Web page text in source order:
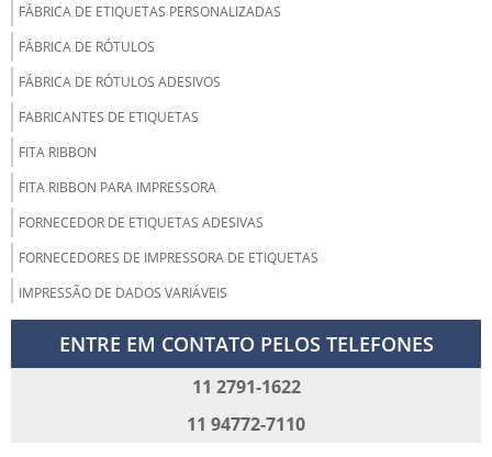
FÁBRICA DE ETIQUETAS PERSONALIZADAS
FÁBRICA DE RÓTULOS
FÁBRICA DE RÓTULOS ADESIVOS
FABRICANTES DE ETIQUETAS
FITA RIBBON
FITA RIBBON PARA IMPRESSORA
FORNECEDOR DE ETIQUETAS ADESIVAS
FORNECEDORES DE IMPRESSORA DE ETIQUETAS
IMPRESSÃO DE DADOS VARIÁVEIS
ONDE COMPRAR ETIQUETAS LOGÍSTICA
RIBBON PARA IMPRESSORA DE ETIQUETAS
ENTRE EM CONTATO PELOS TELEFONES
11 2791-1622
11 94772-7110